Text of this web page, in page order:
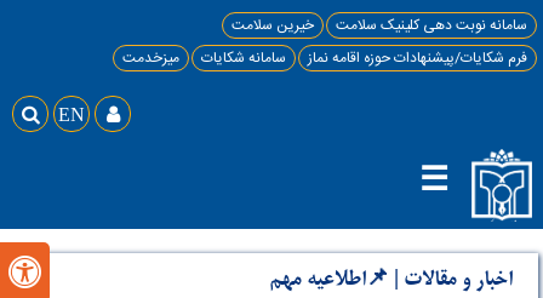
سامانه نوبت دهی کلینیک سلامت
خیرین سلامت
فرم شکایات/پیشنهادات حوزه اقامه نماز
سامانه شکایات میزخدمت
 EN 
☰
اخبار و مقالات | 📌اطلاعیه مهم 